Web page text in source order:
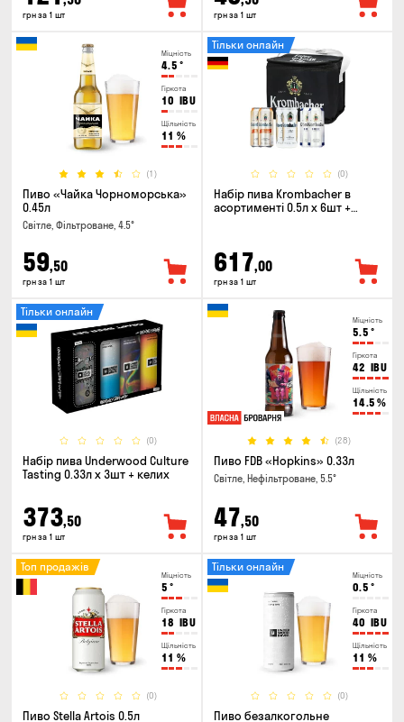
грн за 1 шт грн за 1 шт
Міцність
4.5 °
Гіркота
10 IBU
Щільність
11 %
(1)
Пиво «Чайка Чорноморська»
0.45л
Світле, Фільтроване, 4.5°
59,50
грн за 1 шт
(0)
Тільки онлайн
Набір пива Krombacher в
асортименті 0.5л х 6шт +
617,00
грн за 1 шт
(0)
Тільки онлайн
Набір пива Underwood Culture
Tasting 0.33л x 3шт + келих
373,50
грн за 1 шт
Міцність
5.5 °
Гіркота
42 IBU
Щільність
14.5 %
(28)
Пиво FDB «Hopkins» 0.33л
Світле, Нефільтроване, 5.5°
47,50
грн за 1 шт
Міцність
5 °
Гіркота
18 IBU
Щільність
11 %
(0)
Топ продажів
Пиво Stella Artois 0.5л
Міцність
0.5 °
Гіркота
40 IBU
Щільність
11 %
(0)
Тільки онлайн
Пиво безалкогольне